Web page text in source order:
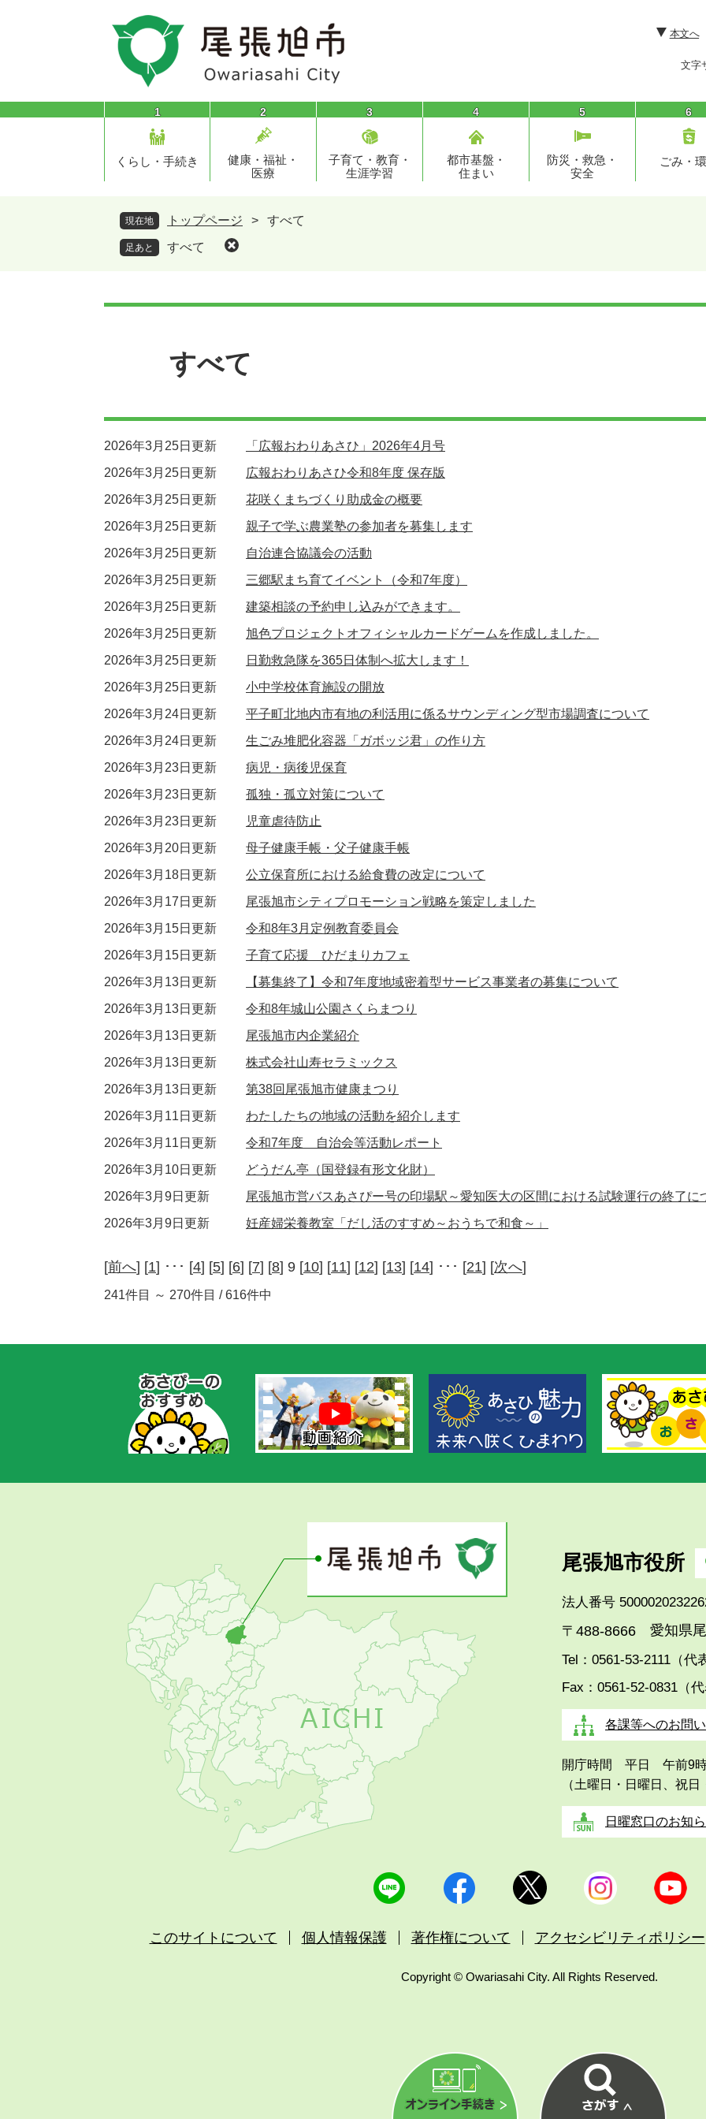
頭
飛
本文へ
文字
1
くらし・手続き
2
健康・福祉・
医療
3
子育て・教育・
生涯学習
4
都市基盤・
住まい
5
防災・救急・
安全
6
ごみ・
現在地 トップページ > すべて
足あと すべて
すべて
2026年3月25日更新
「広報おわりあさひ」2026年4月号
2026年3月25日更新
広報おわりあさひ令和8年度 保存版
2026年3月25日更新
花咲くまちづくり助成金の概要
2026年3月25日更新
親子で学ぶ農業塾の参加者を募集します
2026年3月25日更新
自治連合協議会の活動
2026年3月25日更新
三郷駅まち育てイベント（令和7年度）
2026年3月25日更新
建築相談の予約申し込みができます。
2026年3月25日更新
旭色プロジェクトオフィシャルカードゲームを作成しました。
2026年3月25日更新
日勤救急隊を365日体制へ拡大します！
2026年3月25日更新
小中学校体育施設の開放
2026年3月24日更新
平子町北地内市有地の利活用に係るサウンディング型市場調査について
2026年3月24日更新
生ごみ堆肥化容器「ガボッジ君」の作り方
2026年3月23日更新
病児・病後児保育
2026年3月23日更新
孤独・孤立対策について
2026年3月23日更新
児童虐待防止
2026年3月20日更新
母子健康手帳・父子健康手帳
2026年3月18日更新
公立保育所における給食費の改定について
2026年3月17日更新
尾張旭市シティプロモーション戦略を策定しました
2026年3月15日更新
令和8年3月定例教育委員会
2026年3月15日更新
子育て応援 ひだまりカフェ
2026年3月13日更新
【募集終了】令和7年度地域密着型サービス事業者の募集について
2026年3月13日更新
令和8年城山公園さくらまつり
2026年3月13日更新
尾張旭市内企業紹介
2026年3月13日更新
株式会社山寿セラミックス
2026年3月13日更新
第38回尾張旭市健康まつり
2026年3月11日更新
わたしたちの地域の活動を紹介します
2026年3月11日更新
令和7年度 自治会等活動レポート
2026年3月10日更新
どうだん亭（国登録有形文化財）
2026年3月9日更新
尾張旭市営バスあさぴー号の印場駅～愛知医大の区間における試験運行の終了に
2026年3月9日更新
妊産婦栄養教室「だし活のすすめ～おうちで和食～」
[前へ] [1] ･･･ [4] [5] [6] [7] [8] 9 [10] [11] [12] [13] [14] ･･･ [21] [次へ]
241件目 ～ 270件目 / 616件中
あ
す
め
尾張旭市役所
法人番号
〒488-8666 愛知県
Tel：0561-53-2111（代
Fax：0561-52-0831（
各課等へのお問
開庁時間 平日 午前9時
（土曜日・日曜日、祝
日曜窓口のお知
このサイトについて 個人情報保護 著作権について アクセシビリティポリシー
Copyright © Owariasahi City. All Rights Reserved.